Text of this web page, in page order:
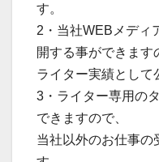
す。
2・当社WEBメディ
開する事ができます
ライター実績として
3・ライター専用の
できますので、
当社以外のお仕事の